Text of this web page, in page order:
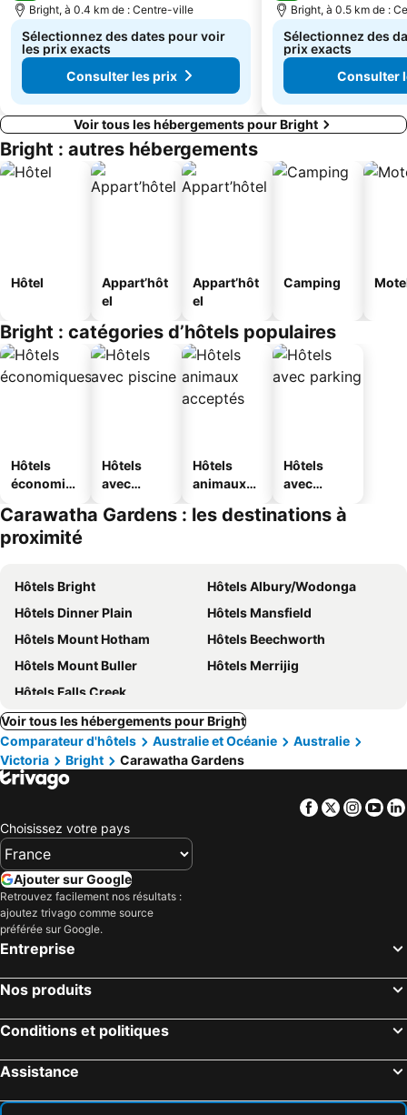
Bright, à 0.4 km de : Centre-ville
Sélectionnez des dates pour voir
les prix exacts
Consulter les prix
Bright, à 0.5 km de :
Sélectionnez des
prix exacts
Consulter
Voir tous les hébergements pour Bright
Bright : autres hébergements
Hôtel
Appart’hôt
el
Appart’hôt
el
Camping
Bright : catégories d’hôtels populaires
Hôtels
économiq
Hôtels
avec
Hôtels
animaux
Hôtels
avec
Carawatha Gardens : les destinations à
proximité
Hôtels Bright
Hôtels Albury/Wodonga
Hôtels Dinner Plain
Hôtels Mansfield
Hôtels Mount Hotham
Hôtels Beechworth
Hôtels Mount Buller
Hôtels Merrijig
Hôtels Falls Creek
Voir tous les hébergements pour Bright
Comparateur d'hôtels
Australie et Océanie
Australie
Victoria
Bright Carawatha Gardens
Facebook
Twitter
Choisissez votre pays
Ajouter sur Google
Retrouvez facilement nos résultats :
ajoutez trivago comme source
préférée sur Google.
Entreprise
Nos produits
Conditions et politiques
Assistance